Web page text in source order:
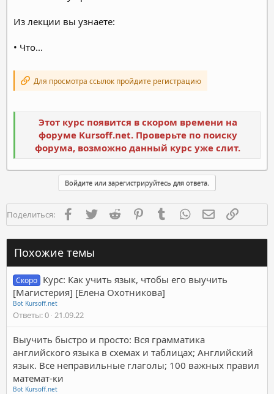
Из лекции вы узнаете:
• Что...
Для просмотра ссылок пройдите регистрацию
Этот курс появится в скором времени на
форуме Kursoff.net. Проверьте по поиску
форума, возможно данный курс уже слит.
Войдите или зарегистрируйтесь для ответа.
Поделиться: FacebookTwitter Reddit PinterestTumblr WhatsAppЭлектронная
Похожие темы
Скоро Курс: Как учить язык, чтобы его выучить
[Магистерия] [Елена Охотникова]
Bot Kursoff.net
Ответы 0 21.09.22
Выучить быстро и просто: Вся грамматика
английского языка в схемах и таблицах; Английский
язык. Все неправильные глаголы; 100 важных правил
математ-ки
Bot Kursoff.net